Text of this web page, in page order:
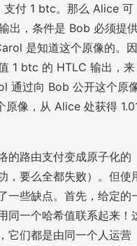
付 1 btc。那么 Alice 可
出，条件是 Bob 必须提
是知道这个原像的。因
1 btc 的 HTLC 输出，来
通过向 Bob 公开这个原
像，从 Alice 处获得
的路由支付变成原子化的
，要么全都失败）。但使
一些缺点。首先，给定的
同一个哈希值联系起来！
它们都是由同一个人运营